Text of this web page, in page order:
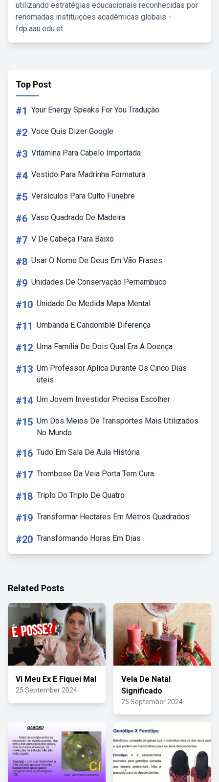
utilizando estratégias educacionais reconhecidas por
renomadas instituições acadêmicas globais -
fdp.aau.edu.et.
Top Post
#1 Your Energy Speaks For You Tradução
#2 Voce Quis Dizer Google
#3 Vitamina Para Cabelo Importada
#4 Vestido Para Madrinha Formatura
#5 Versículos Para Culto Funebre
#6 Vaso Quadrado De Madeira
#7 V De Cabeça Para Baixo
#8 Usar O Nome De Deus Em Vão Frases
#9 Unidades De Conservação Pernambuco
#10 Unidade De Medida Mapa Mental
#11 Umbanda E Candomblé Diferença
#12 Uma Família De Dois Qual Era A Doença
#13 Um Professor Aplica Durante Os Cinco Dias
úteis
#14 Um Jovem Investidor Precisa Escolher
#15 Um Dos Meios De Transportes Mais Utilizados
No Mundo
#16 Tudo Em Sala De Aula História
#17 Trombose Da Veia Porta Tem Cura
#18 Triplo Do Triplo De Quatro
#19 Transformar Hectares Em Metros Quadrados
#20 Transformando Horas Em Dias
Related Posts
Vi Meu Ex E Fiquei Mal
25 September 2024
Vela De Natal
Significado
25 September 2024